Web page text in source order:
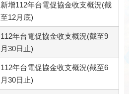
新增112年台電促協金收支概況(截
至12月底)
112年台電促協金收支概況(截至9
月30日止)
112年台電促協金收支概況(截至6
月30日止)